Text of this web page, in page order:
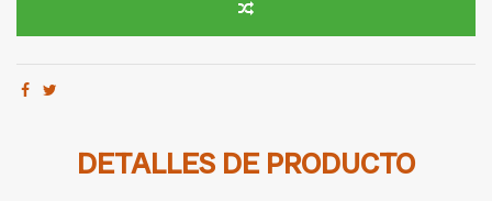
DETALLES DE PRODUCTO